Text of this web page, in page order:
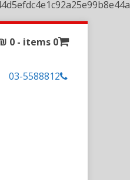
0 items -
0
03-5588812